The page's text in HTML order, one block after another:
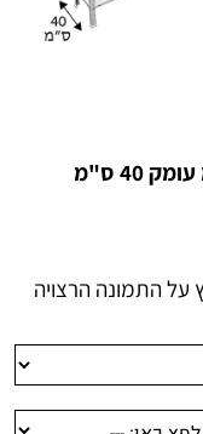
על התמונה הרצויה